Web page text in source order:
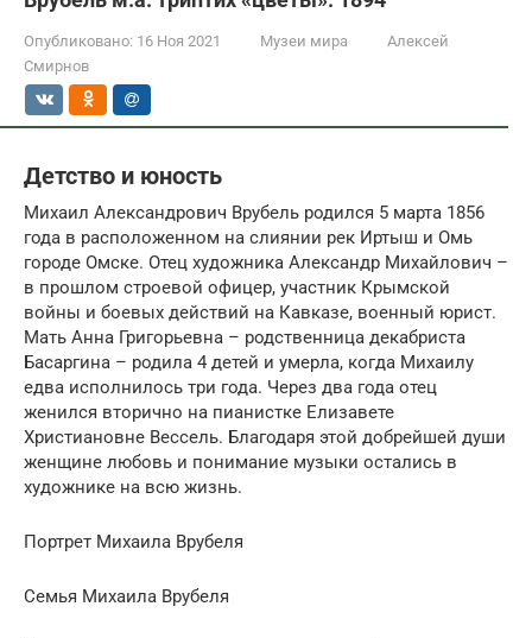
Опубликовано: 16 Ноя 2021 Музеи мира
Алексей
Смирнов
Детство и юность
Михаил Александрович Врубель родился 5 марта 1856
года в расположенном на слиянии рек Иртыш и Омь
городе Омске. Отец художника Александр Михайлович –
в прошлом строевой офицер, участник Крымской
войны и боевых действий на Кавказе, военный юрист.
Мать Анна Григорьевна – родственница декабриста
Басаргина – родила 4 детей и умерла, когда Михаилу
едва исполнилось три года. Через два года отец
женился вторично на пианистке Елизавете
Христиановне Вессель. Благодаря этой добрейшей души
женщине любовь и понимание музыки остались в
художнике на всю жизнь.
Портрет Михаила Врубеля
Семья Михаила Врубеля